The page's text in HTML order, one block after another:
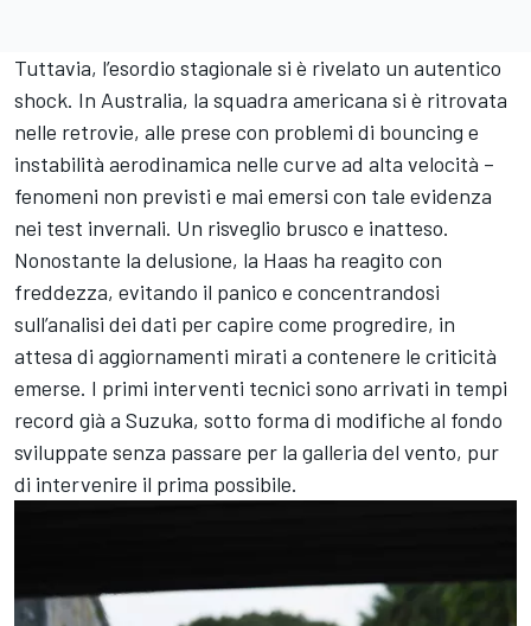
Tuttavia, l’esordio stagionale si è rivelato un autentico
shock. In Australia, la squadra americana si è ritrovata
nelle retrovie, alle prese con problemi di bouncing e
instabilità aerodinamica nelle curve ad alta velocità –
fenomeni non previsti e mai emersi con tale evidenza
nei test invernali. Un risveglio brusco e inatteso.
Nonostante la delusione, la Haas ha reagito con
freddezza, evitando il panico e concentrandosi
sull’analisi dei dati per capire come progredire, in
attesa di aggiornamenti mirati a contenere le criticità
emerse. I primi interventi tecnici sono arrivati in tempi
record già a Suzuka, sotto forma di modifiche al fondo
sviluppate senza passare per la galleria del vento, pur
di intervenire il prima possibile.